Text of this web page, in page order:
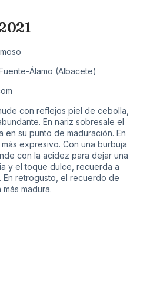
Álamo (Albacete)
con reflejos piel de cebolla,
En nariz sobresale el
su punto de maduración. En
expresivo. Con una burbuja
con la acidez para dejar una
y el toque dulce, recuerda a
retrogusto, el recuerdo de
madura.